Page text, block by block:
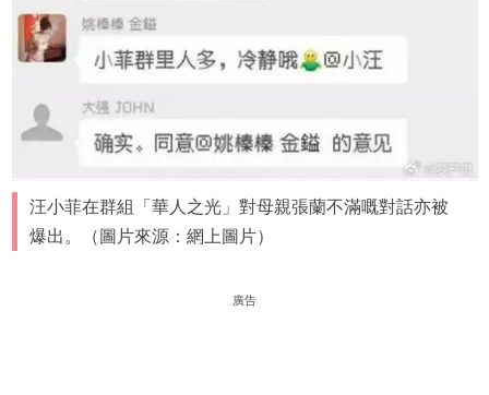
汪小菲在群組「華人之光」對母親張蘭不滿嘅對話亦被
爆出。（圖片來源：網上圖片）
廣告